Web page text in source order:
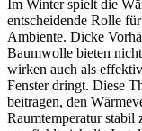
Im Winter spielt die
entscheidende Rolle
Ambiente. Dicke
Baumwolle bieten
wirken auch als
Fenster dringt. Diese
beitragen, den
Raumtemperatur stabil